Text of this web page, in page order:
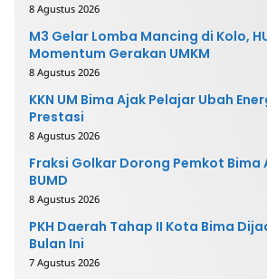
8 Agustus 2026
M3 Gelar Lomba Mancing di Kolo,
Momentum Gerakan UMKM
8 Agustus 2026
KKN UM Bima Ajak Pelajar Ubah
Prestasi
8 Agustus 2026
Fraksi Golkar Dorong Pemkot
BUMD
8 Agustus 2026
PKH Daerah Tahap II Kota Bima
Bulan Ini
7 Agustus 2026